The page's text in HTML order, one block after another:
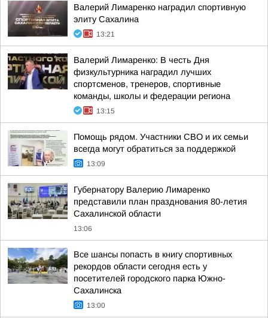
Валерий Лимаренко наградил спортивную
элиту Сахалина
13:21
Валерий Лимаренко: В честь Дня
физкультурника наградил лучших
спортсменов, тренеров, спортивные
команды, школы и федерации региона
13:15
Помощь рядом. Участники СВО и их семьи
всегда могут обратиться за поддержкой
13:09
Губернатору Валерию Лимаренко
представили план празднования 80-летия
Сахалинской области
13:06
Все шансы попасть в книгу спортивных
рекордов области сегодня есть у
посетителей городского парка Южно-
Сахалинска
13:00